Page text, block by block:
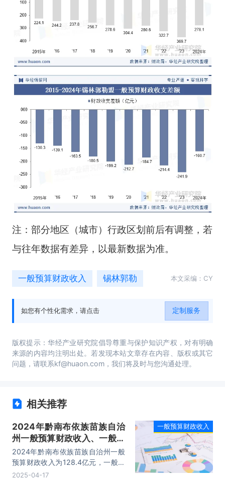
注：部分地区（城市）行政区划前后有调整，若
与往年数据有差异，以最新数据为准。
一般预算财政收入 锡林郭勒 本文采编：CY
如您有个性化需求，请点击 定制服务
版权提示：华经产业研究院倡导尊重与保护知识产权，对有明确
来源的内容均注明出处。若发现本站文章存在内容、版权或其它
问题，请联系kf@huaon.com，我们将及时与您沟通处理。
相关推荐
2024年黔南布依族苗族自治
州一般预算财政收入、一般预
算财政支出及收支差额情况
2024年黔南布依族苗族自治州一般
预算财政收入为128.4亿元，一般预
算财政支出为503亿元，一般预算财
2025-04-17
一般预算财政收入